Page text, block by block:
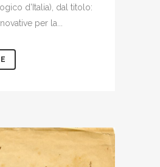
d’Italia), dal titolo:
per la...